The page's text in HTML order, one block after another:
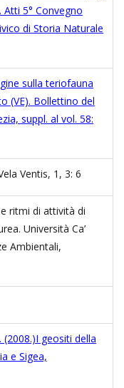
Atti 5° Convegno
di Storia Naturale
sulla teriofauna
(VE). Bollettino del
suppl. al vol. 58:
Ventis, 1, 3: 6
e ritmi di attività di
Università Ca’
Ambientali,
geositi della
e Sigea,